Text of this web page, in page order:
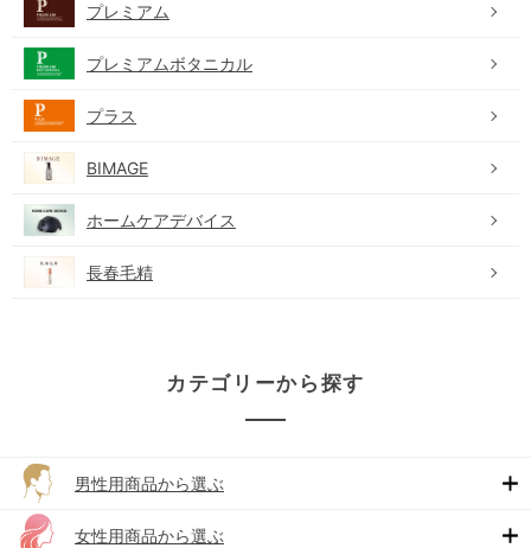
プレミアム
プレミアムボタニカル
プラス
BIMAGE
ホームケアデバイス
長春毛精
カテゴリーから探す
男性用商品から選ぶ
女性用商品から選ぶ